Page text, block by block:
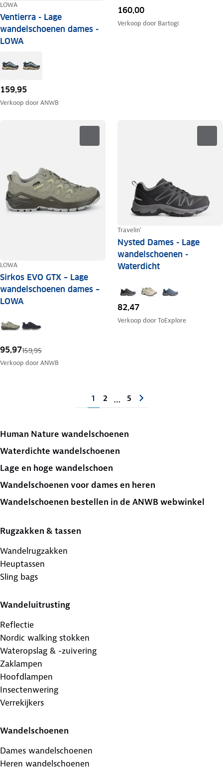
LOWA
Ventierra - Lage
wandelschoenen dames -
LOWA
159,95
Verkoop doorANWB
160,00
Verkoop door Bartogi
LOWA
Sirkos EVO GTX – Lage
wandelschoenen dames –
LOWA
95,97159,95
Verkoop doorANWB
Travelin'
Nysted Dames - Lage
wandelschoenen -
Waterdicht
82,47
Verkoop doorToExplore
1 2 … 5
Human Nature wandelschoenen
Waterdichte wandelschoenen
Lage en hoge wandelschoen
Wandelschoenen voor dames en heren
Wandelschoenen bestellen in de ANWB webwinkel
Rugzakken & tassen
Wandelrugzakken
Heuptassen
Sling bags
Wandeluitrusting
Reflectie
Nordic walking stokken
Wateropslag & -zuivering
Zaklampen
Hoofdlampen
Insectenwering
Verrekijkers
Wandelschoenen
Dames wandelschoenen
Heren wandelschoenen